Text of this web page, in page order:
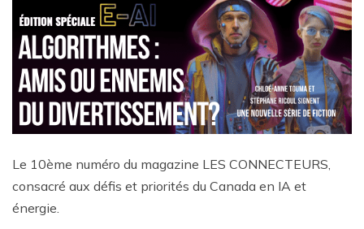
Le 10ème numéro du magazine LES CONNECTEURS,
consacré aux défis et priorités du Canada en IA et
énergie.